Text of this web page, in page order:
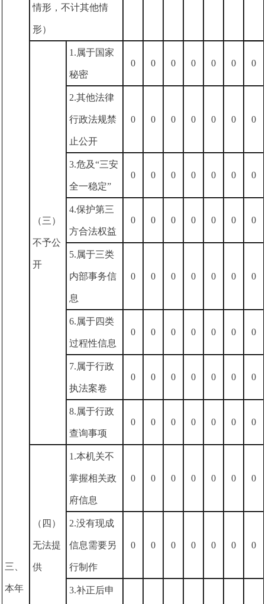
三、
本年
情形，不计其他情
形）
（三）
不予公
开
1.属于国家
秘密
0 0 0 0 0 0 0
2.其他法律
行政法规禁
止公开
0 0 0 0 0 0 0
3.危及“三安
全一稳定”
0 0 0 0 0 0 0
4.保护第三
方合法权益
0 0 0 0 0 0 0
5.属于三类
内部事务信
息
0 0 0 0 0 0 0
6.属于四类
过程性信息
0 0 0 0 0 0 0
7.属于行政
执法案卷
0 0 0 0 0 0 0
8.属于行政
查询事项
0 0 0 0 0 0 0
（四）
无法提
供
1.本机关不
掌握相关政
府信息
0 0 0 0 0 0 0
2.没有现成
信息需要另
行制作
0 0 0 0 0 0 0
3.补正后申